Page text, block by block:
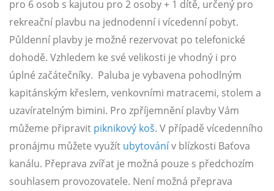
pro 6 osob s kajutou pro 2 osoby + 1 dítě, určený pro
rekreační plavbu na jednodenní i vícedenní pobyt.
Půldenní plavby je možné rezervovat po telefonické
dohodě. Vzhledem ke své velikosti je vhodný i pro
úplné začátečníky. Paluba je vybavena pohodlným
kapitánským křeslem, venkovními matracemi, stolem a
uzavíratelným bimini. Pro zpříjemnění plavby Vám
můžeme připravit piknikový koš. V případě vícedenního
pronájmu můžete využít ubytovánív blízkosti Baťova
kanálu. Přeprava zvířat je možná pouze s předchozím
souhlasem provozovatele. Není možná přeprava